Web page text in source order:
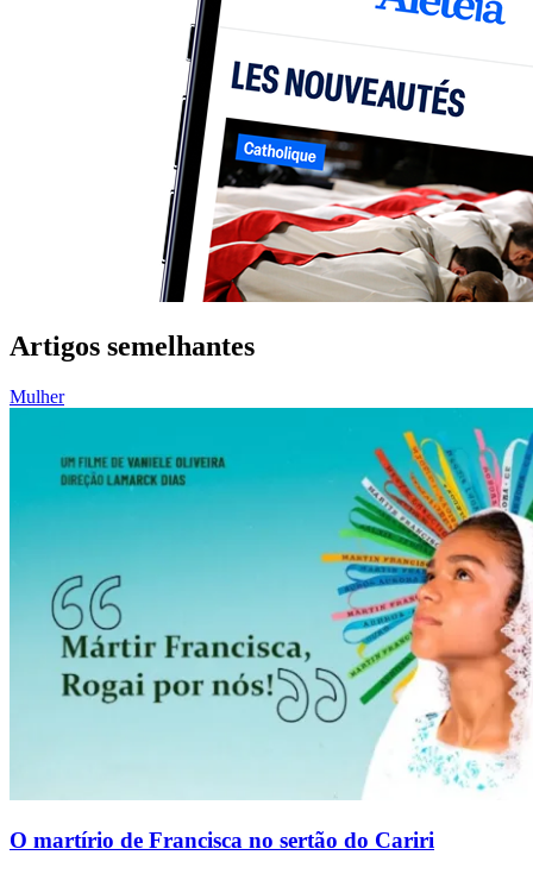
Artigos semelhantes
Mulher
O martírio de Francisca no sertão do Cariri